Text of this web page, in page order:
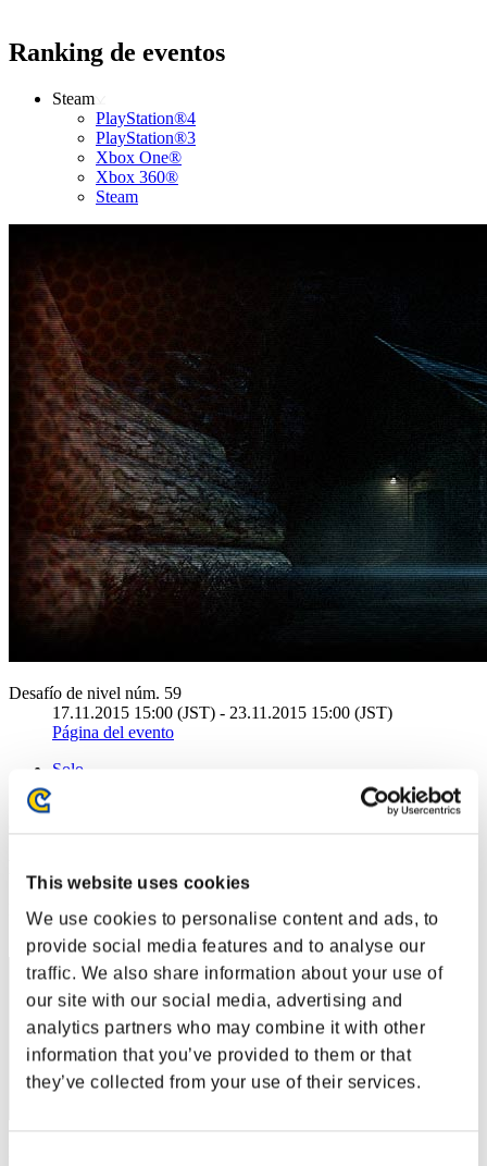
This website uses cookies
We use cookies to personalise content and ads, to
provide social media features and to analyse our
traffic. We also share information about your use of
our site with our social media, advertising and
analytics partners who may combine it with other
information that you’ve provided to them or that
they’ve collected from your use of their services.
Ranking de eventos
Steam
PlayStation®4
PlayStation®3
Xbox One®
Xbox 360®
Steam
Desafío de nivel núm. 59
17.11.2015 15:00 (JST) - 23.11.2015 15:00 (JST)
Página del evento
Solo
Posición
1